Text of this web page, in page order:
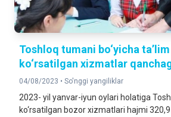
Toshloq tumani bo‘yicha
ko‘rsatilgan xizmatlar
04/08/2023 • So'nggi yangiliklar
2023- yil yanvar-iyun oylari holatiga
ko‘rsatilgan bozor xizmatlari hajmi 320,9